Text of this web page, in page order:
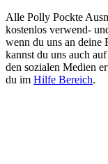
Alle Polly Pockte
kostenlos verwend-
wenn du uns an deine
kannst du uns auch
den sozialen Medien
du im Hilfe Bereich.